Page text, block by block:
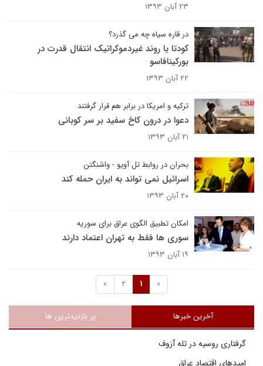
۲۳ آبان ۱۳۹۳
در قاره سیاه چه می گذرد؟
کودتا یا روند غیردموکراتیک انتقال قدرت در
بورکینافاسو
۲۲ آبان ۱۳۹۳
ترکیه و امریکا در برابر هم قرار گرفتند
دعوا در درون کاخ سفید بر سر کوبانی
۲۱ آبان ۱۳۹۳
بحران در روابط تل آویو - واشنگتن
اسرائیل نمی تواند به ایران حمله کند
۲۰ آبان ۱۳۹۳
امکان تطبیق الگوی عراق برای سوریه
سوری ها فقط به تهران اعتماد دارند
۱۹ آبان ۱۳۹۳
«
1
2
»
آخرین خبرها پر بازدیدترین ها
گرفتاری روسیه در تله آزوف
امیدهای اقتصاد عراق